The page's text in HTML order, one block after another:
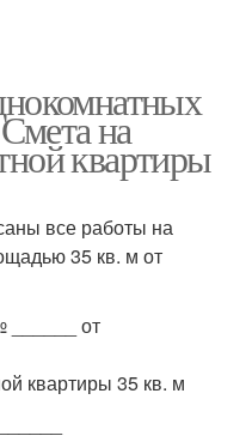
на
квартиры
все работы на
35 кв. м от
от
квартиры 35 кв. м